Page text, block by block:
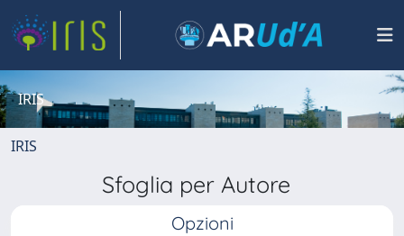
IRIS
IRIS
Sfoglia per Autore
Opzioni